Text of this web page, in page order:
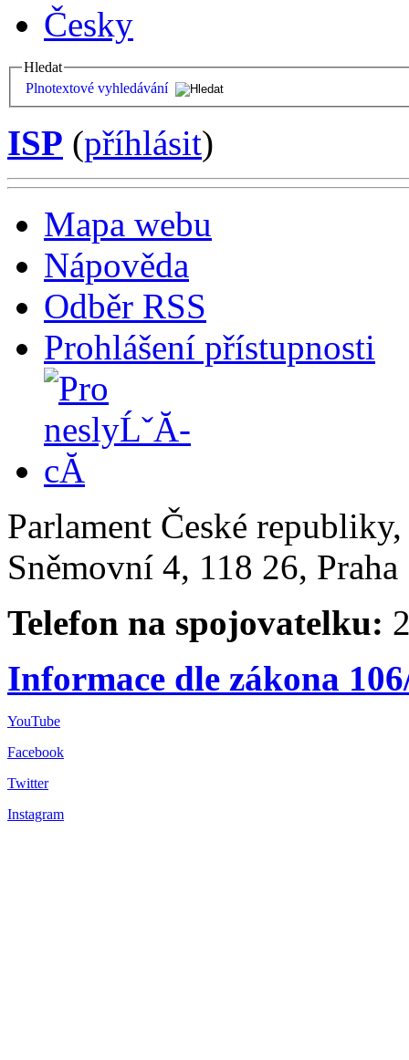
Česky
Hledat
Plnotextové vyhledávání
ISP (příhlásit)
Mapa webu
Nápověda
Odběr RSS
Prohlášení přístupnosti
Parlament České
Sněmovní 4, 118 26,
Telefon na spojovatelku:
Informace dle zákona
YouTube
Facebook
Twitter
Instagram